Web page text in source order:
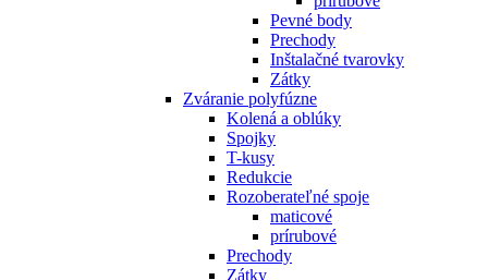
Pevné body
Prechody
Inštalačné tvarovky
Zátky
Zváranie polyfúzne
Kolená a oblúky
Spojky
T-kusy
Redukcie
Rozoberateľné spoje
maticové
prírubové
Prechody
Zátky